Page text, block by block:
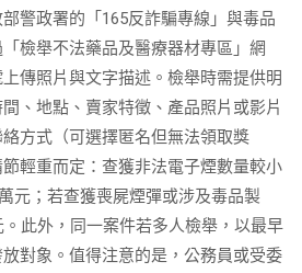
警政署的「165反詐騙專線」與毒品
檢舉不法藥品及醫療器材專區」網
傳照片與文字描述。檢舉時需提供明
、地點、賣家特徵、產品照片或影片
方式（可選擇匿名但無法領取獎
輕重而定：查獲非法電子煙數量較小
元；若查獲喪屍煙彈或涉及毒品製
此外，同一案件若多人檢舉，以最早
對象。值得注意的是，公務員或受委